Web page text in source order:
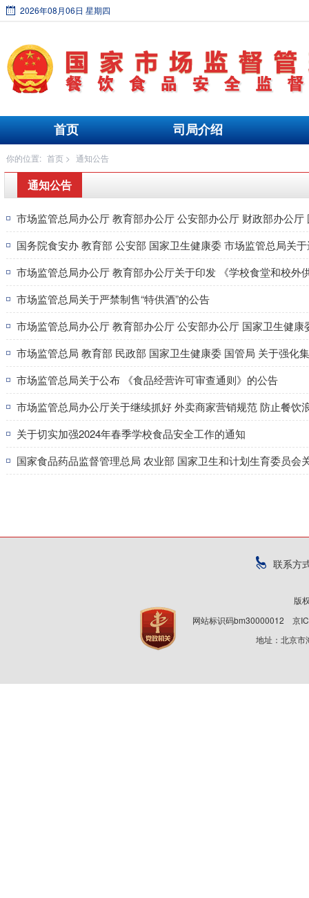
2026年08月06日 星期四
首页 司局介绍
你的位置: 首页 > 通知公告
通知公告
国务院食安办 教育部 公安部 国家卫生健康委 市场监管总局关
市场监管总局办公厅 教育部办公厅关于印发 《学校食堂和校
市场监管总局关于严禁制售“特供酒”的公告
市场监管总局 教育部 民政部 国家卫生健康委 国管局 关于强化
市场监管总局关于公布 《食品经营许可审查通则》的公告
市场监管总局办公厅关于继续抓好 外卖商家营销规范 防止餐饮
关于切实加强2024年春季学校食品安全工作的通知
国家食品药品监督管理总局 农业部 国家卫生和计划生育委员
联系方
版
网站标识码bm30000012 京
地址：北京